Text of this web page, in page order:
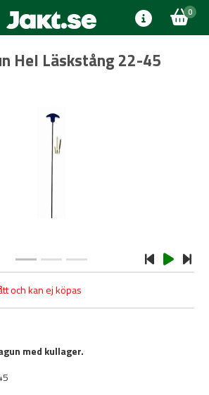
0
Hel Läskstång 22-45
och kan ej köpas
med kullager.